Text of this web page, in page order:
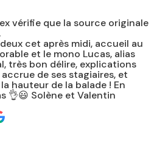
vérifie que la source originale
cet après midi, accueil au
et le mono Lucas, alias
très bon délire, explications
de ses stagiaires, et
hauteur de la balade ! En
👌😃 Solène et Valentin